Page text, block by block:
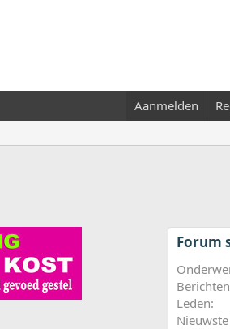
Aanmelden
Forum
Berichten
Leden